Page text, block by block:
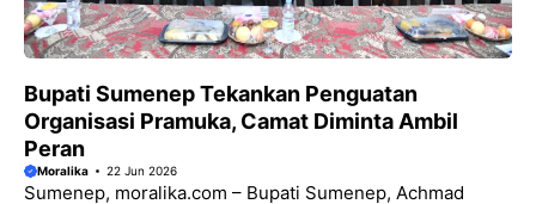
Bupati Sumenep Tekankan Penguatan
Organisasi Pramuka, Camat Diminta Ambil
Peran
Moralika 22 Jun 2026
Sumenep, moralika.com – Bupati Sumenep, Achmad